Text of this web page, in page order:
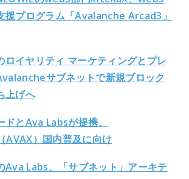
援プログラム「Avalanche Arcad3」
ロイヤリティ マーケティングとプレ
サブネットで新規ブロック
上げへ
ドとAva Labsが提携、
）国内普及に向け
Ava Labs、「サブネット」アーキテ